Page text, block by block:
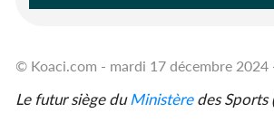
© Koaci.com - mardi 17 décembre 2024
Le futur siège duMinistèredes Sports